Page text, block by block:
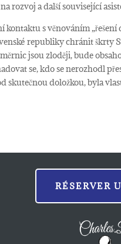
rozvoj a další související
s věnováním
republiky chránit škrty
jsou zloději, bude
se, kdo se nerozhodl
doložkou, byla
RÉSERVER